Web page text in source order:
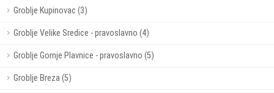
Groblje Kupinovac (3)
Groblje Velike Sredice - pravoslavno (4)
Groblje Gornje Plavnice - pravoslavno (5)
Groblje Breza (5)